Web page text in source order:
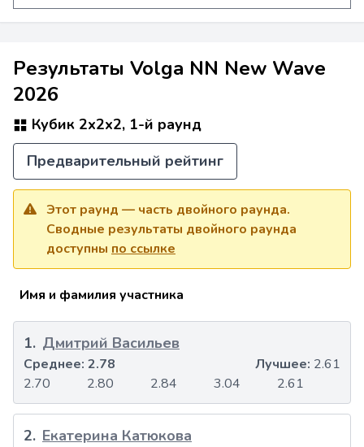
Результаты Volga NN New Wave
2026
Кубик 2x2x2, 1-й раунд
Предварительный рейтинг
Этот раунд — часть двойного раунда.
Сводные результаты двойного раунда
доступны по ссылке
Имя и фамилия участника
1. Дмитрий Васильев
2.70 2.80 2.84 3.04 2.61
Среднее: 2.78 Лучшее: 2.61
2. Екатерина Катюкова